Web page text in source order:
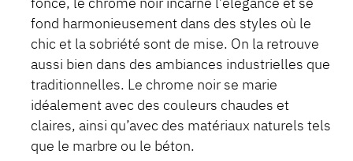
fond harmonieusement dans des styles où le
chic et la sobriété sont de mise. On la retrouve
aussi bien dans des ambiances industrielles que
traditionnelles. Le chrome noir se marie
idéalement avec des couleurs chaudes et
claires, ainsi qu’avec des matériaux naturels tels
que le marbre ou le béton.